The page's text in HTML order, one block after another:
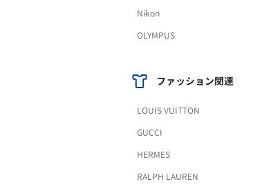
Nikon
OLYMPUS
ファッション関連
LOUIS VUITTON
GUCCI
HERMES
RALPH LAUREN